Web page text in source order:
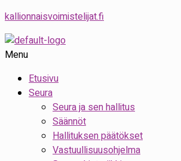
kallionnaisvoimistelijat.fi
Menu
Etusivu
Seura
Seura ja sen hallitus
Säännöt
Hallituksen päätökset
Vastuullisuusohjelma